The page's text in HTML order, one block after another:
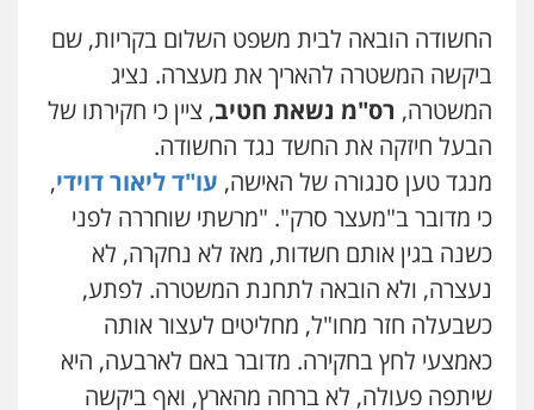
סלימאן אבו שעירה – משרד עורכי דין
פלילי בטחוני צבאי נזיקין
0547780927
עו"ד אסף גונן
פלילי פשע חמור תעבורה צבא מעצרים
וחקירות
0542255161
גל דהן – משרד עורך דין פלילי
וחקירות
0544723840
החשודה הובאה לבית משפט השלום בקריות, שם
ביקשה המשטרה להאריך את מעצרה. נציג
המשטרה, רס"מ נשאת חטיב, ציין כי חקירתו של
הבעל חיזקה את החשד נגד החשודה.
מנגד טען סנגורה של האישה, עו"ד ליאור דוידי,
כי מדובר ב"מעצר סרק". "מרשתי שוחררה לפני
כשנה בגין אותם חשדות, מאז לא נחקרה, לא
נעצרה, ולא הובאה לתחנת המשטרה. לפתע,
כשבעלה חזר מחו"ל, מחליטים לעצור אותה
כאמצעי לחץ בחקירה. מדובר באם לארבעה, היא
שיתפה פעולה, לא ברחה מהארץ, ואף ביקשה